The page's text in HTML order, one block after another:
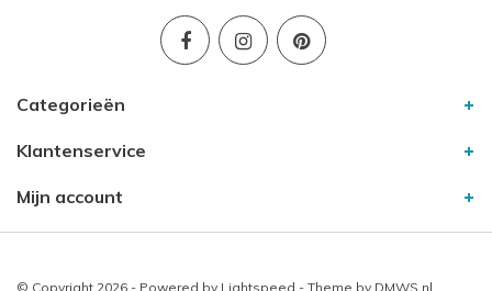
Categorieën
Klantenservice
Mijn account
© Copyright 2026 - Powered by Lightspeed - Theme by DMWS.nl